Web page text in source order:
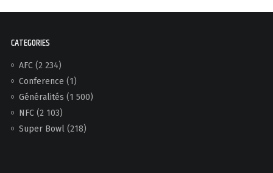
CATEGORIES
AFC(2 234)
Conference (1)
Généralités (1 500)
NFC(2 103)
Super Bowl(218)